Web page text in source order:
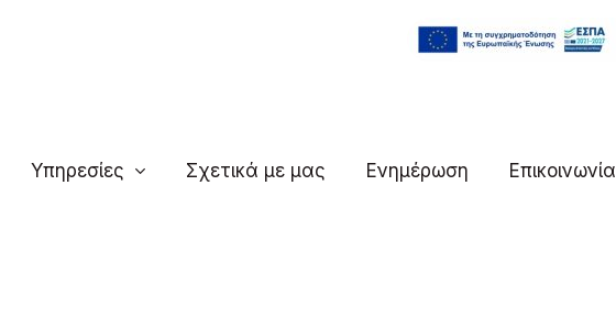
Υπηρεσίες Σχετικά με μας Ενημέρωση Επικοινωνία